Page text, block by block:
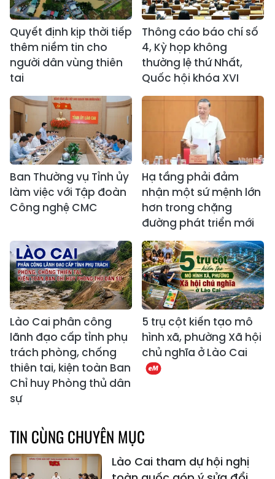
Quyết định kịp thời tiếp
thêm niềm tin cho
người dân vùng thiên
tai
Thông cáo báo chí số
4, Kỳ họp không
thường lệ thứ Nhất,
Quốc hội khóa XVI
Ban Thường vụ Tỉnh ủy
làm việc với Tập đoàn
Công nghệ CMC
Hạ tầng phải đảm
nhận một sứ mệnh lớn
hơn trong chặng
đường phát triển mới
Lào Cai phân công
lãnh đạo cấp tỉnh phụ
trách phòng, chống
thiên tai, kiện toàn Ban
Chỉ huy Phòng thủ dân
sự
5 trụ cột kiến tạo mô
hình xã, phường Xã hội
chủ nghĩa ở Lào Cai
TIN CÙNG CHUYÊN MỤC
Lào Cai tham dự hội nghị